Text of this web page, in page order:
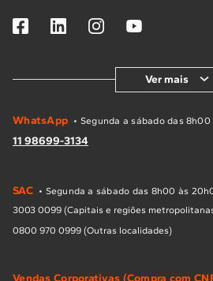
Ver mais
WhatsApp • Segunda a sábado das
11 98699-3134
SAC • Segunda a sábado das 8h00 às
3003 0099 (Capitais e regiões
0800 970 0999 (Outras localidades)
Vendas Corporativas (Compra com